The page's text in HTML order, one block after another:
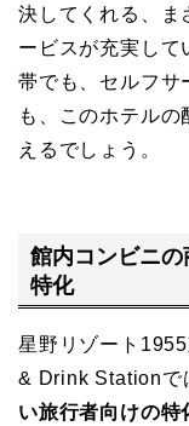
決してくれる、ま
ービスが充実して
帯でも、セルフサ
も、このホテル
えるでしょう。
館内コンビニ
特化
星野リゾート
& Drink Stationで
い旅行者向けの特